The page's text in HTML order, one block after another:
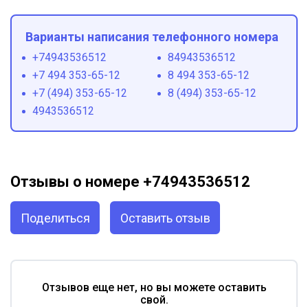
Варианты написания телефонного номера
+74943536512
84943536512
+7 494 353-65-12
8 494 353-65-12
+7 (494) 353-65-12
8 (494) 353-65-12
4943536512
Отзывы о номере +74943536512
Поделиться Оставить отзыв
Отзывов еще нет, но вы можете оставить
свой.